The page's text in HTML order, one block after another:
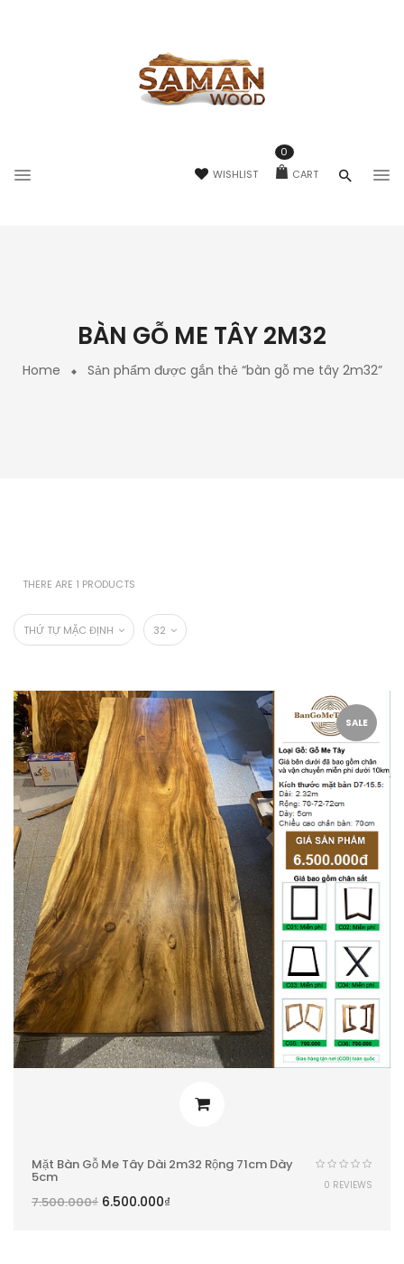
WISHLIST CART
0
BÀN GỖ ME TÂY 2M32
Home Sản phẩm được gắn thẻ “bàn gỗ me tây 2m32”
THERE ARE 1 PRODUCTS
THỨ TỰ MẶC ĐỊNH 32
SALE
Mặt Bàn Gỗ Me Tây Dài 2m32 Rộng 71cm Dày
5cm
7.500.000₫ 6.500.000₫
0 REVIEWS